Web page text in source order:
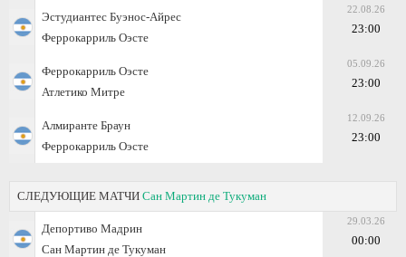
Эстудиантес Буэнос-Айрес
Феррокарриль Оэсте
22.08.26
23:00
Феррокарриль Оэсте
Атлетико Митре
05.09.26
23:00
Алмиранте Браун
Феррокарриль Оэсте
12.09.26
23:00
СЛЕДУЮЩИЕ МАТЧИ Сан Мартин де Тукуман
Депортиво Мадрин
Сан Мартин де Тукуман
29.03.26
00:00